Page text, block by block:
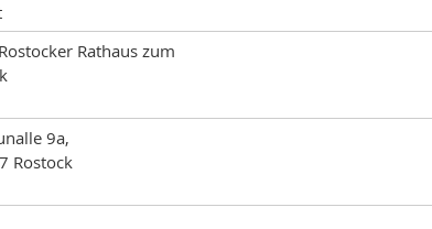
Rathaus zum
9a,
Rostock